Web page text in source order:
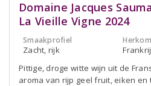
Domaine Jacques
La Vieille Vigne 2024
Smaakprofiel
Zacht, rijk
Pittige, droge witte wijn uit de
aroma van rijp geel fruit, eiken en